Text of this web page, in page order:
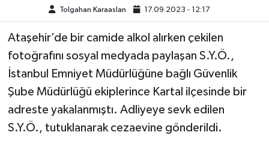
Tolgahan Karaaslan 17.09.2023 - 12:17
Ataşehir’de bir camide alkol alırken çekilen
fotoğrafını sosyal medyada paylaşan S.Y.Ö.,
İstanbul Emniyet Müdürlüğüne bağlı Güvenlik
Şube Müdürlüğü ekiplerince Kartal ilçesinde bir
adreste yakalanmıştı. Adliyeye sevk edilen
S.Y.Ö., tutuklanarak cezaevine gönderildi.
OTOMOTİV
TEKNOLOJİ
KÜLTÜR SANAT